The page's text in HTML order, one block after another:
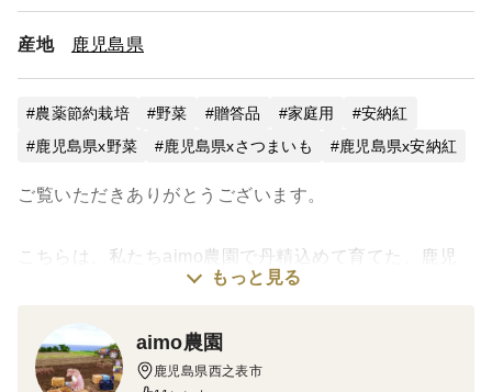
産地 鹿児島県
農薬節約栽培 野菜 贈答品 家庭用
安納紅
鹿児島県x野菜
鹿児島県xさつまいも 鹿児島県x安納紅
ご覧いただきありがとうございます。
こちらは、私たちaimo農園で丹精込めて育てた、鹿児
島県種子島産の安納芋です。専用の貯蔵庫で40日以上
します。
もっと見る
aimo農園
鹿児島県西之表市